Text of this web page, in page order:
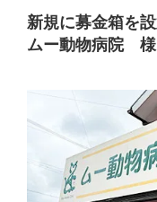
新規に募金箱を
ムー動物病院 様